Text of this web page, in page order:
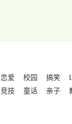
恋爱 校园 搞笑
竞技 童话 亲子